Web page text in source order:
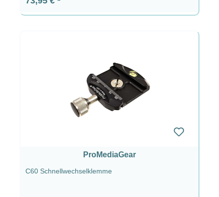
ProMediaGear
C60 Schnellwechselklemme